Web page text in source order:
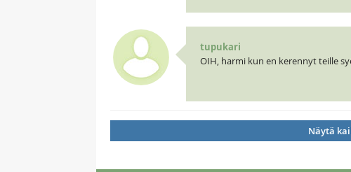
tupukari
OIH, harmi kun en kerennyt teille
Näytä